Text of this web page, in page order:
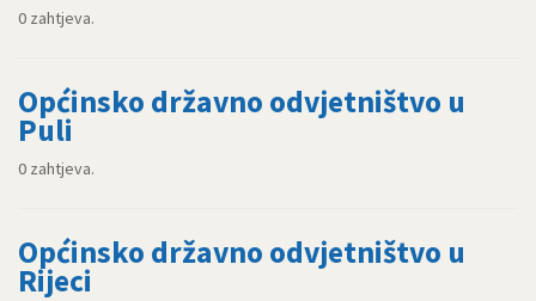
0 zahtjeva.
Općinsko državno odvjetništvo u
Puli
0 zahtjeva.
Općinsko državno odvjetništvo u
Rijeci